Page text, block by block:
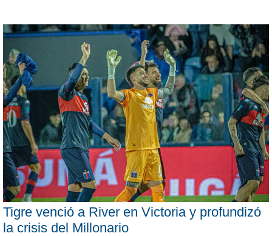
Tigre venció a River en Victoria y profundizó
la crisis del Millonario